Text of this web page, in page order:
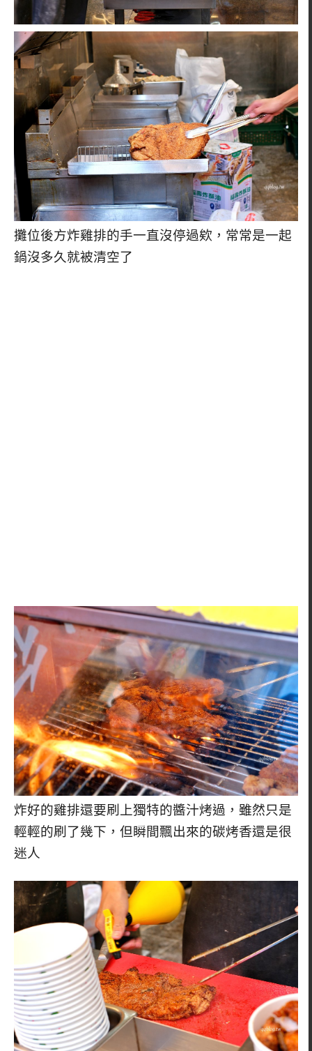
攤位後方炸雞排的手一直沒停過欸，常常是一起
鍋沒多久就被清空了
炸好的雞排還要刷上獨特的醬汁烤過，雖然只是
輕輕的刷了幾下，但瞬間飄出來的碳烤香還是很
迷人